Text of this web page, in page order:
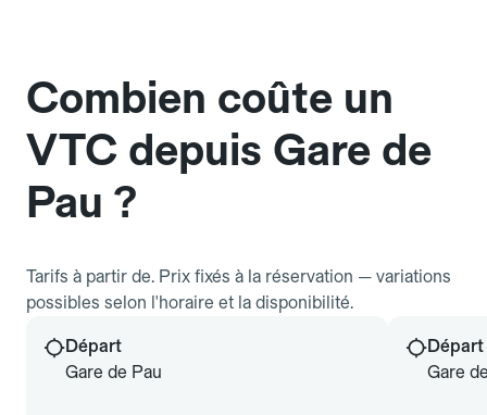
Combien coûte un
VTC depuis Gare de
Pau ?
Tarifs à partir de. Prix fixés à la réservation — variations
possibles selon l'horaire et la disponibilité.
Départ
Gare de Pau
Départ
Gare